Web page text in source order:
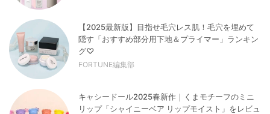
【2025最新版】目指せ毛穴レス肌！毛穴を埋めて
隠す「おすすめ部分用下地＆プライマー」ランキン
グ♡
FORTUNE編集部
キャシードール2025春新作｜くまモチーフのミニ
リップ「シャイニーベア リップモイスト」をレビュ